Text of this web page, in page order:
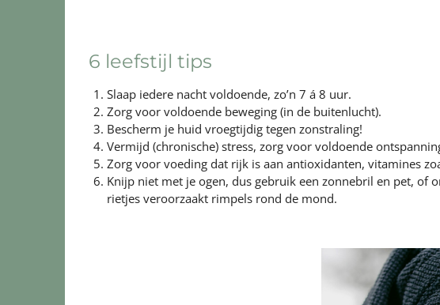
6 leefstijl tips
Slaap iedere nacht voldoende, zo’n 7 á 8 uur.
Zorg voor voldoende beweging (in de buitenlucht).
Bescherm je huid vroegtijdig tegen zonstraling!
Vermijd (chronische) stress, zorg voor voldoende
Zorg voor voeding dat rijk is aan antioxidanten, vitamines
Knijp niet met je ogen, dus gebruik een zonnebril en pet,
rietjes veroorzaakt rimpels rond de mond.